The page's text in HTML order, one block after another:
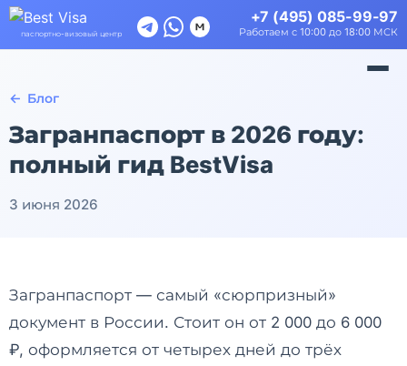
паспортно-визовый центр
+7 (495) 085-99-97
Работаем с 10:00 до 18:00 МСК
Зарубежные карты
Страхование
Туры за рубеж
Приглашения в РФ
ВНЖ в Европе
Блог
Загранпаспорт в 2026 году:
полный гид BestVisa
3 июня 2026
Загранпаспорт — самый «сюрпризный»
документ в России. Стоит он от 2 000 до 6 000
₽, оформляется от четырех дней до трёх